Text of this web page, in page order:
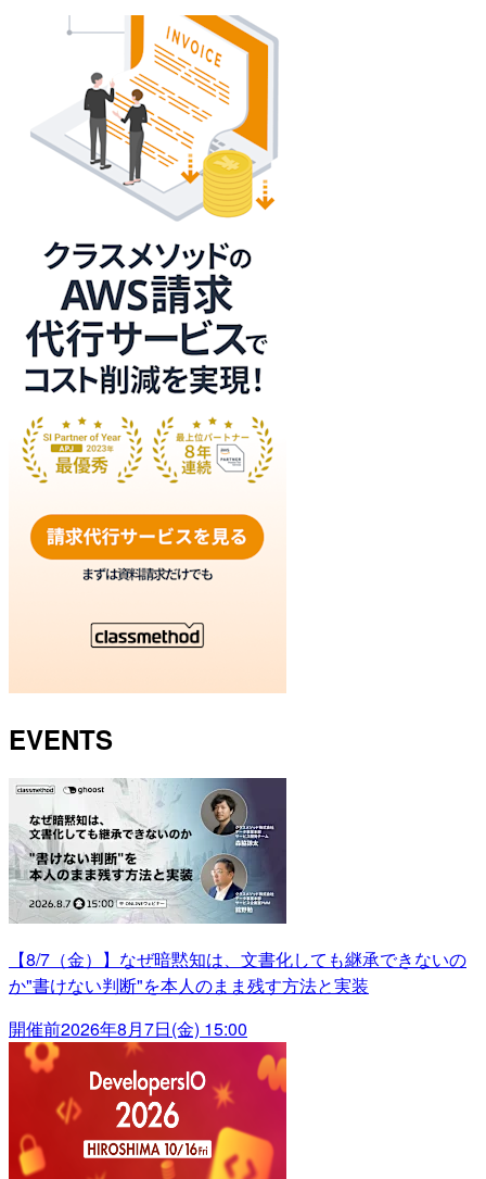
EVENTS
【8/7（金）】なぜ暗黙知は、文書化しても継承できないの
か"書けない判断"を本人のまま残す方法と実装
開催前2026年8月7日(金) 15:00